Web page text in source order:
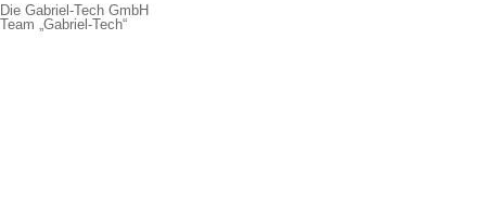
Die Gabriel-Tech GmbH
Team „Gabriel-Tech“